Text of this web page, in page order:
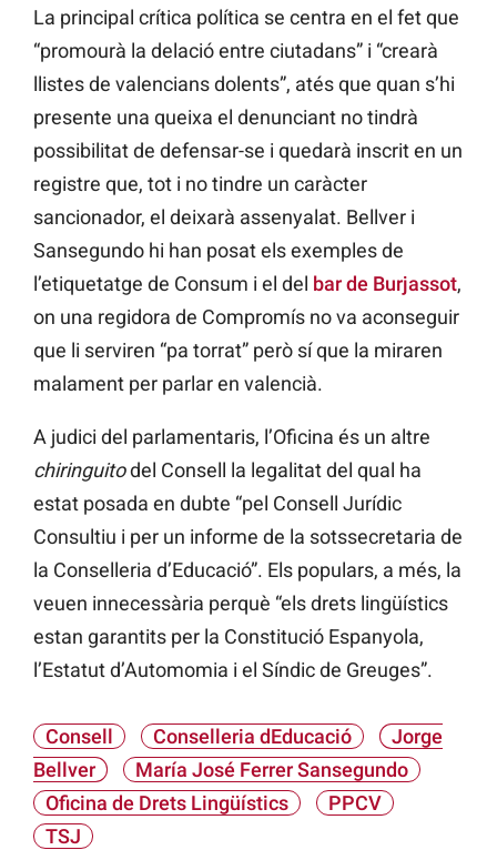
La principal crítica política se centra en el fet que
“promourà la delació entre ciutadans” i “crearà
llistes de valencians dolents”, atés que quan s’hi
presente una queixa el denunciant no tindrà
possibilitat de defensar-se i quedarà inscrit en un
registre que, tot i no tindre un caràcter
sancionador, el deixarà assenyalat. Bellver i
Sansegundo hi han posat els exemples de
l’etiquetatge de Consum i el del bar de Burjassot,
on una regidora de Compromís no va aconseguir
que li serviren “pa torrat” però sí que la miraren
malament per parlar en valencià.
A judici del parlamentaris, l’Oficina és un altre
chiringuitodel Consell la legalitat del qual ha
estat posada en dubte “pel Consell Jurídic
Consultiu i per un informe de la sotssecretaria de
la Conselleria d’Educació”. Els populars, a més, la
veuen innecessària perquè “els drets lingüístics
estan garantits per la Constitució Espanyola,
l’Estatut d’Automomia i el Síndic de Greuges”.
Consell Conselleria dEducació
Jorge
Bellver
María José Ferrer Sansegundo
Oficina de Drets Lingüístics
PPCV
TSJ